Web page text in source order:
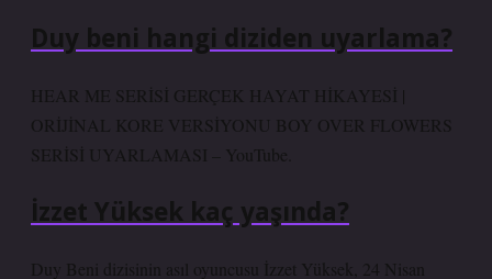
Duy beni hangi diziden uyarlama?
HEAR ME SERİSİ GERÇEK HAYAT HİKAYESİ |
ORİJİNAL KORE VERSİYONU BOY OVER FLOWERS
SERİSİ UYARLAMASI – YouTube.
İzzet Yüksek kaç yaşında?
Duy Beni dizisinin asıl oyuncusu İzzet Yüksek, 24 Nisan